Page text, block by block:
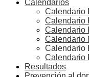
Calendarios
Calendario
Calendario
Calendario
Calendario
Calendario
Calendario
Resultados